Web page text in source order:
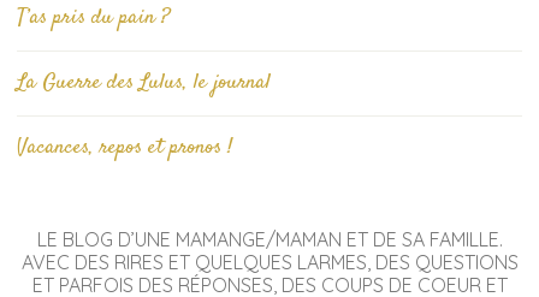
T’as pris du pain ?
La Guerre des Lulus, le journal
Vacances, repos et pronos !
LE BLOG D’UNE MAMANGE/MAMAN ET DE SA FAMILLE.
AVEC DES RIRES ET QUELQUES LARMES, DES QUESTIONS
ET PARFOIS DES RÉPONSES, DES COUPS DE COEUR ET